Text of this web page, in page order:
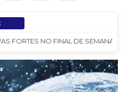
FORTES NO FINAL DE SEMANA. -